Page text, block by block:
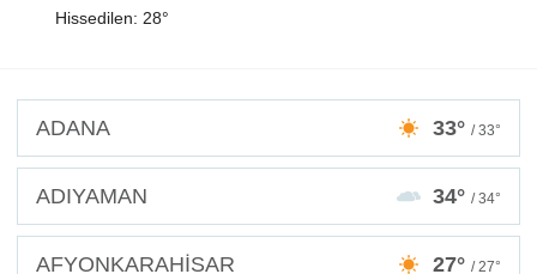
Hissedilen: 28°
ADANA 33° / 33°
ADIYAMAN 34° / 34°
AFYONKARAHİSAR 27° / 27°